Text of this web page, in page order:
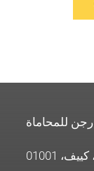
للمحاماة